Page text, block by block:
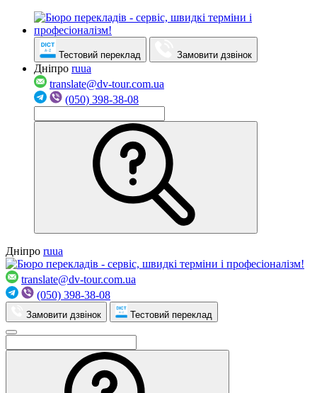
Тестовий переклад Замовити дзвінок
Дніпро ruua
translate@dv-tour.com.ua
(050) 398-38-08
Дніпро ruua
translate@dv-tour.com.ua
(050) 398-38-08
Замовити дзвінок Тестовий переклад